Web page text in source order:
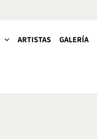
ARTISTAS GALERÍA